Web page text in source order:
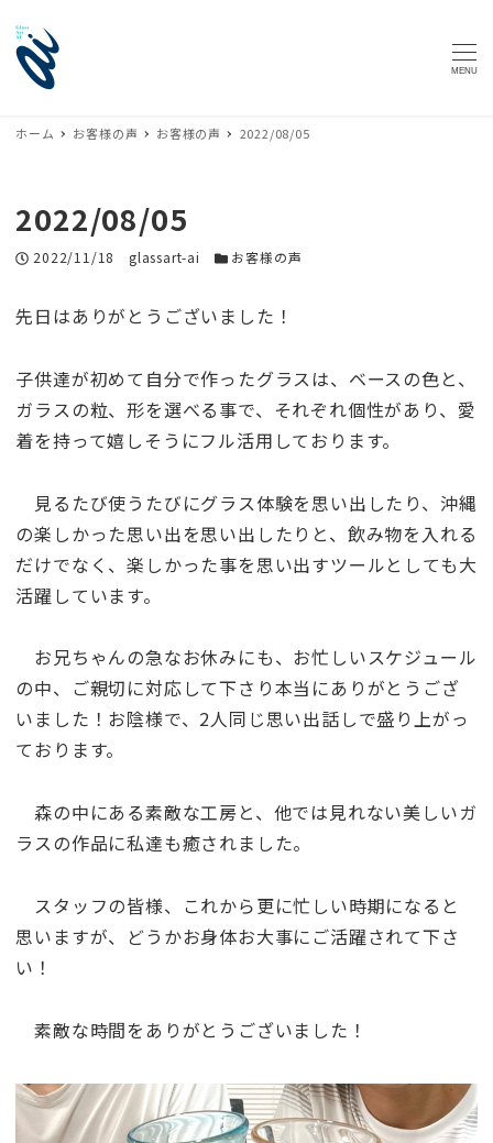
MENU
ホーム お客様の声 お客様の声 2022/08/05
2022/08/05
投稿日
2022/11/18 著者
glassart-ai カテゴリー
お客様の声
先日はありがとうございました！
子供達が初めて自分で作ったグラスは、ベースの色と、
ガラスの粒、形を選べる事で、それぞれ個性があり、愛
着を持って嬉しそうにフル活用しております。
見るたび使うたびにグラス体験を思い出したり、沖縄
の楽しかった思い出を思い出したりと、飲み物を入れる
だけでなく、楽しかった事を思い出すツールとしても大
活躍しています。
お兄ちゃんの急なお休みにも、お忙しいスケジュール
の中、ご親切に対応して下さり本当にありがとうござ
いました！お陰様で、2人同じ思い出話しで盛り上がっ
ております。
森の中にある素敵な工房と、他では見れない美しいガ
ラスの作品に私達も癒されました。
スタッフの皆様、これから更に忙しい時期になると
思いますが、どうかお身体お大事にご活躍されて下さ
い！
素敵な時間をありがとうございました！